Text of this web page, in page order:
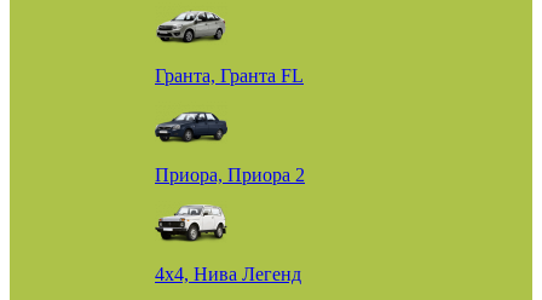
Гранта, Гранта FL
Приора, Приора 2
4х4, Нива Легенд